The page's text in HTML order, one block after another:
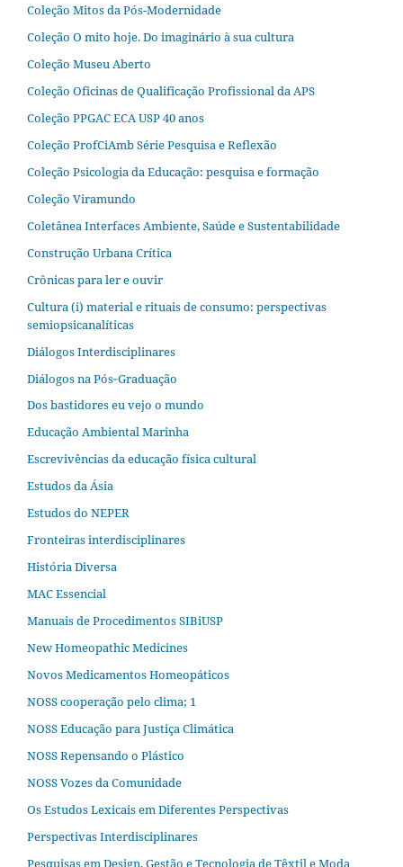
Coleção Mitos da Pós-Modernidade
Coleção O mito hoje. Do imaginário à sua cultura
Coleção Museu Aberto
Coleção Oficinas de Qualificação Profissional da APS
Coleção PPGAC ECA USP 40 anos
Coleção ProfCiAmb Série Pesquisa e Reflexão
Coleção Psicologia da Educação: pesquisa e formação
Coleção Viramundo
Coletânea Interfaces Ambiente, Saúde e Sustentabilidade
Construção Urbana Crítica
Crônicas para ler e ouvir
Cultura (i) material e rituais de consumo: perspectivas
semiopsicanalíticas
Diálogos Interdisciplinares
Diálogos na Pós‐Graduação
Dos bastidores eu vejo o mundo
Educação Ambiental Marinha
Escrevivências da educação física cultural
Estudos da Ásia​
Estudos do NEPER
Fronteiras interdisciplinares
História Diversa
MAC Essencial
Manuais de Procedimentos SIBiUSP
New Homeopathic Medicines
Novos Medicamentos Homeopáticos
NOSS cooperação pelo clima; 1
NOSS Educação para Justiça Climática
NOSS Repensando o Plástico
NOSS Vozes da Comunidade
Os Estudos Lexicais em Diferentes Perspectivas
Perspectivas Interdisciplinares
Pesquisas em Design, Gestão e Tecnologia de Têxtil e Moda